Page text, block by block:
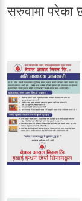
सरुवामा परेका